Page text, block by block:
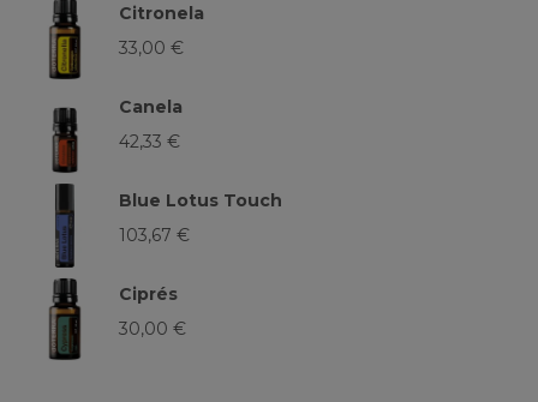
Citronela
33,00 €
Canela
42,33 €
Blue Lotus Touch
103,67 €
Ciprés
30,00 €